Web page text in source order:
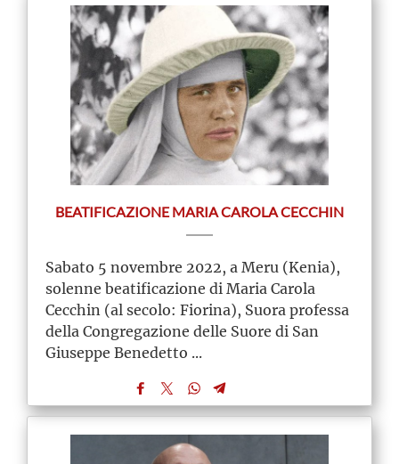
BEATIFICAZIONE MARIA CAROLA CECCHIN
Sabato 5 novembre 2022, a Meru (Kenia),
solenne beatificazione di Maria Carola
Cecchin (al secolo: Fiorina), Suora professa
della Congregazione delle Suore di San
Giuseppe Benedetto ...